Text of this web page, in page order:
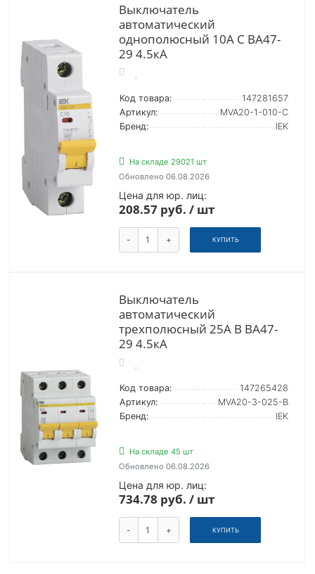
Выключатель
автоматический
однополюсный 10А C ВА47-
29 4.5кА
Код товара:
147281657
Артикул:
MVA20-1-010-C
Бренд:
IEK
На складе 29021 шт
Обновлено 06.08.2026
Цена для юр. лиц:
208.57 руб. / шт
- + КУПИТЬ
Выключатель
автоматический
трехполюсный 25А В ВА47-
29 4.5кА
Код товара:
147265428
Артикул:
MVA20-3-025-B
Бренд:
IEK
На складе 45 шт
Обновлено 06.08.2026
Цена для юр. лиц:
734.78 руб. / шт
- + КУПИТЬ